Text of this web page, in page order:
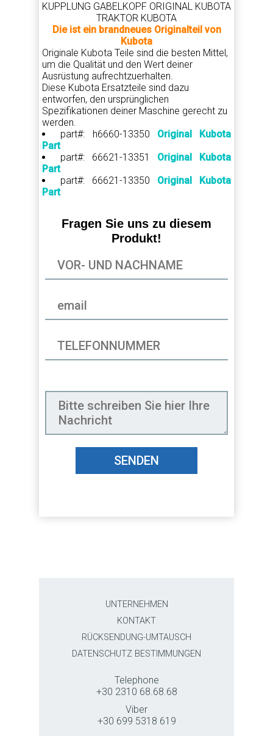
KUPPLUNG GABELKOPF ORIGINAL KUBOTA
TRAKTOR KUBOTA
Die ist ein brandneues Originalteil von
Kubota
Originale Kubota Teile sind die besten Mittel,
um die Qualität und den Wert deiner
Ausrüstung aufrechtzuerhalten.
Diese Kubota Ersatzteile sind dazu
entworfen, den ursprünglichen
Spezifikationen deiner Maschine gerecht zu
werden.
part#: h6660-13350 Original Kubota
Part
part#: 66621-13351 Original Kubota
Part
part#: 66621-13350 Original Kubota
Part
Fragen Sie uns zu diesem
Produkt!
SENDEN
UNTERNEHMEN
KONTAKT
RÜCKSENDUNG-UMTAUSCH
DATENSCHUTZ BESTIMMUNGEN
Telephone
+30 2310 68.68.68
Viber
+30 699 5318 619